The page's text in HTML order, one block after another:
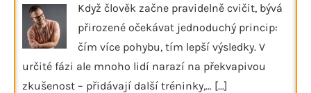
Když člověk začne pravidelně cvičit, bývá
přirozené očekávat jednoduchý princip:
čím více pohybu, tím lepší výsledky. V
určité fázi ale mnoho lidí narazí na překvapivou
zkušenost – přidávají další tréninky,… [...]